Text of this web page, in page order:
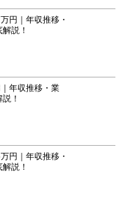
円｜年収推移・
説！
年収推移・業
！
円｜年収推移・
説！